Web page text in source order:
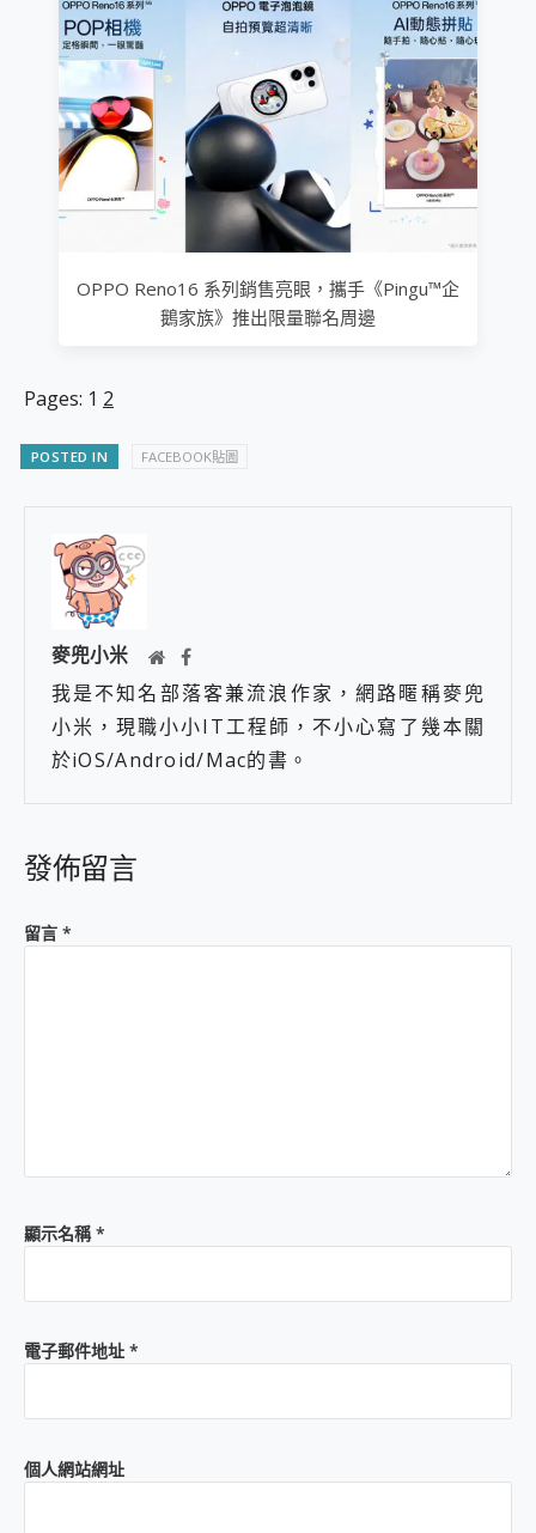
OPPO Reno16 系列銷售亮眼，攜手《Pingu™企
鵝家族》推出限量聯名周邊
Pages: 1 2
POSTED IN FACEBOOK貼圖
麥兜小米
我是不知名部落客兼流浪作家，網路暱稱麥兜
小米，現職小小IT工程師，不小心寫了幾本關
於iOS/Android/Mac的書。
發佈留言
留言 *
顯示名稱*
電子郵件地址 *
個人網站網址